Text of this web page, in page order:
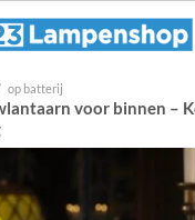
op batterij
voor binnen –